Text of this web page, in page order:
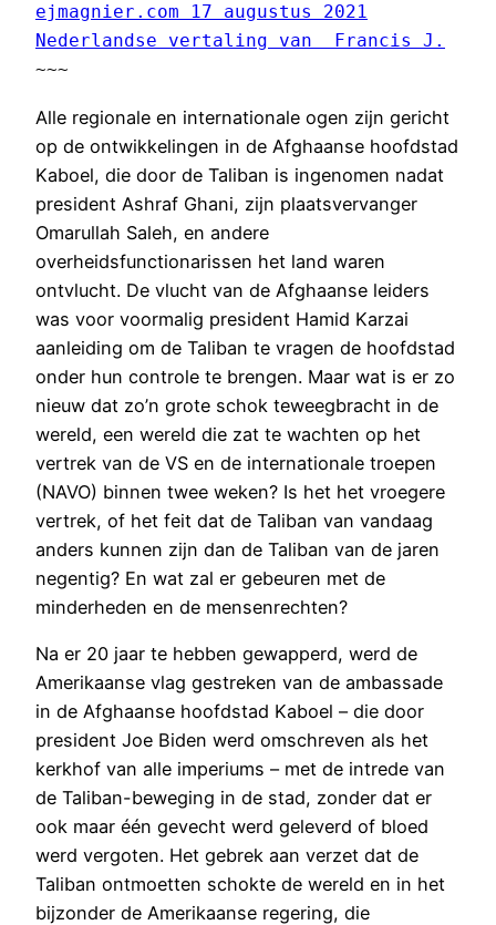
ejmagnier.com 17 augustus 2021
Nederlandse vertaling van  Francis J.
~~~
Alle regionale en internationale ogen zijn gericht
op de ontwikkelingen in de Afghaanse hoofdstad
Kaboel, die door de Taliban is ingenomen nadat
president Ashraf Ghani, zijn plaatsvervanger
Omarullah Saleh, en andere
overheidsfunctionarissen het land waren
ontvlucht. De vlucht van de Afghaanse leiders
was voor voormalig president Hamid Karzai
aanleiding om de Taliban te vragen de hoofdstad
onder hun controle te brengen. Maar wat is er zo
nieuw dat zo’n grote schok teweegbracht in de
wereld, een wereld die zat te wachten op het
vertrek van de VS en de internationale troepen
(NAVO) binnen twee weken? Is het het vroegere
vertrek, of het feit dat de Taliban van vandaag
anders kunnen zijn dan de Taliban van de jaren
negentig? En wat zal er gebeuren met de
minderheden en de mensenrechten?
Na er 20 jaar te hebben gewapperd, werd de
Amerikaanse vlag gestreken van de ambassade
in de Afghaanse hoofdstad Kaboel – die door
president Joe Biden werd omschreven als het
kerkhof van alle imperiums – met de intrede van
de Taliban-beweging in de stad, zonder dat er
ook maar één gevecht werd geleverd of bloed
werd vergoten. Het gebrek aan verzet dat de
Taliban ontmoetten schokte de wereld en in het
bijzonder de Amerikaanse regering, die